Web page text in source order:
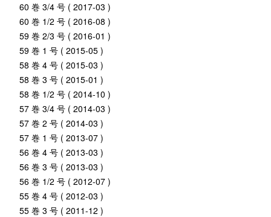
60 巻 3/4 号 ( 2017-03 )
60 巻 1/2 号 ( 2016-08 )
59 巻 2/3 号 ( 2016-01 )
59 巻 1 号 ( 2015-05 )
58 巻 4 号 ( 2015-03 )
58 巻 3 号 ( 2015-01 )
58 巻 1/2 号 ( 2014-10 )
57 巻 3/4 号 ( 2014-03 )
57 巻 2 号 ( 2014-03 )
57 巻 1 号 ( 2013-07 )
56 巻 4 号 ( 2013-03 )
56 巻 3 号 ( 2013-03 )
56 巻 1/2 号 ( 2012-07 )
55 巻 4 号 ( 2012-03 )
55 巻 3 号 ( 2011-12 )